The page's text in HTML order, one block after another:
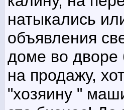
натыкались
объявления
доме во
на продажу,
"хозяину "